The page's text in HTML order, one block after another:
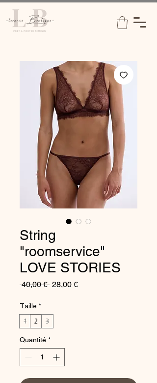
String
"roomservice"
LOVE STORIES
40,00 € Prix
28,00 €Prix
Taille *
1
2 3
Quantité *